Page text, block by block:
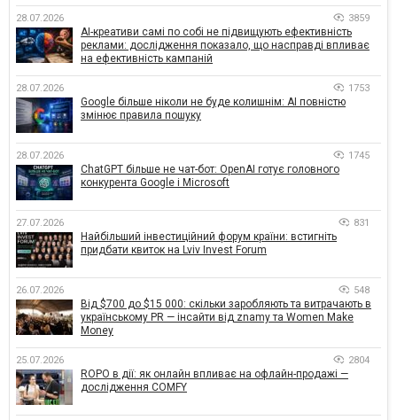
28.07.2026 3859
AI-креативи самі по собі не підвищують ефективність
реклами: дослідження показало, що насправді впливає
на ефективність кампаній
28.07.2026 1753
Google більше ніколи не буде колишнім: AI повністю
змінює правила пошуку
28.07.2026 1745
ChatGPT більше не чат-бот: OpenAI готує головного
конкурента Google і Microsoft
27.07.2026 831
Найбільший інвестиційний форум країни: встигніть
придбати квиток на Lviv Invest Forum
26.07.2026 548
Від $700 до $15 000: скільки заробляють та витрачають в
українському PR — інсайти від znamy та Women Make
Money
25.07.2026 2804
ROPO в дії: як онлайн впливає на офлайн-продажі —
дослідження COMFY